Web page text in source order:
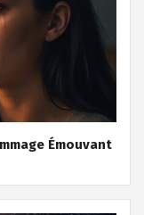
Émouvant